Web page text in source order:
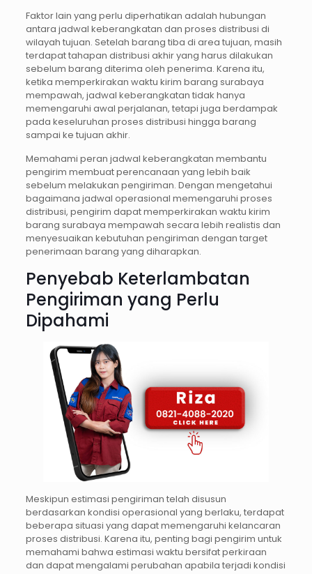
Faktor lain yang perlu diperhatikan adalah hubungan
antara jadwal keberangkatan dan proses distribusi di
wilayah tujuan. Setelah barang tiba di area tujuan, masih
terdapat tahapan distribusi akhir yang harus dilakukan
sebelum barang diterima oleh penerima. Karena itu,
ketika memperkirakan waktu kirim barang surabaya
mempawah, jadwal keberangkatan tidak hanya
memengaruhi awal perjalanan, tetapi juga berdampak
pada keseluruhan proses distribusi hingga barang
sampai ke tujuan akhir.
Memahami peran jadwal keberangkatan membantu
pengirim membuat perencanaan yang lebih baik
sebelum melakukan pengiriman. Dengan mengetahui
bagaimana jadwal operasional memengaruhi proses
distribusi, pengirim dapat memperkirakan waktu kirim
barang surabaya mempawah secara lebih realistis dan
menyesuaikan kebutuhan pengiriman dengan target
penerimaan barang yang diharapkan.
Penyebab Keterlambatan
Pengiriman yang Perlu
Dipahami
Meskipun estimasi pengiriman telah disusun
berdasarkan kondisi operasional yang berlaku, terdapat
beberapa situasi yang dapat memengaruhi kelancaran
proses distribusi. Karena itu, penting bagi pengirim untuk
memahami bahwa estimasi waktu bersifat perkiraan
dan dapat mengalami perubahan apabila terjadi kondisi